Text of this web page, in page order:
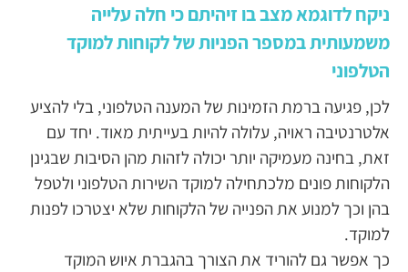
ניקח לדוגמא מצב בו זיהיתם כי חלה עלייה
משמעותית במספר הפניות של לקוחות למוקד
הטלפוני
לכן, פגיעה ברמת הזמינות של המענה הטלפוני, בלי להציע
אלטרנטיבה ראויה, עלולה להיות בעייתית מאוד. יחד עם
זאת, בחינה מעמיקה יותר יכולה לזהות מהן הסיבות שבגינן
הלקוחות פונים מלכתחילה למוקד השירות הטלפוני ולטפל
בהן וכך למנוע את הפנייה של הלקוחות שלא יצטרכו לפנות
למוקד.
כך אפשר גם להוריד את הצורך בהגברת איוש המוקד